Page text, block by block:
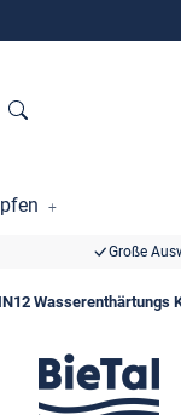
Große
Wasserenthärtungs